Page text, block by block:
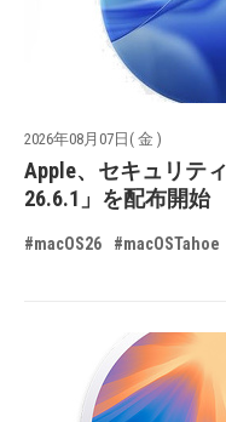
2026年08月07日( 金 )
Apple、セキュリテ
26.6.1」を配布開始
#macOS26 #macOSTahoe